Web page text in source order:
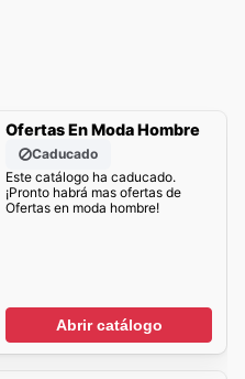
Ofertas En Moda Hombre
Caducado
Este catálogo ha caducado.
¡Pronto habrá mas ofertas de
Ofertas en moda hombre!
Abrir catálogo